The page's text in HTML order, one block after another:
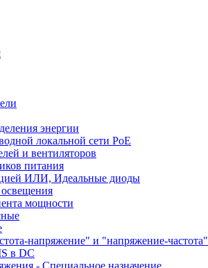
энергии
локальной сети PoE
и вентиляторов
питания
ИЛИ, Идеальные диоды
мощности
напряжение" и "напряжение-частота"
в DC
- Специальное назначение